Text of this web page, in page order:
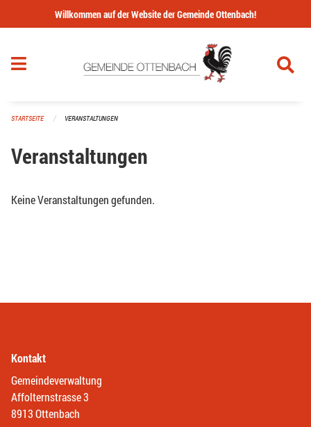
Navigation überspringen
Willkommen auf der Website der Gemeinde Ottenbach!
STARTSEITE VERANSTALTUNGEN
Veranstaltungen
Keine Veranstaltungen gefunden.
Kontakt
Gemeindeverwaltung
Affolternstrasse 3
8913 Ottenbach